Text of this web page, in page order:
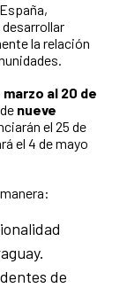
la relación
marzo al 20 de
nueve
el 25 de
el 4 de mayo
de